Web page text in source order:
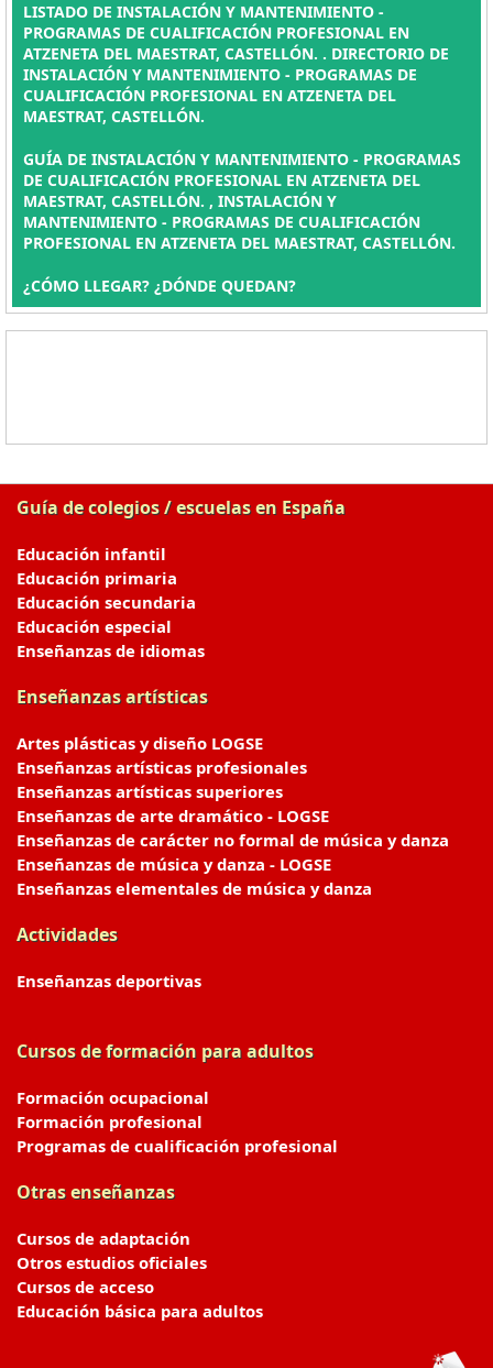
LISTADO DE INSTALACIÓN Y MANTENIMIENTO -
PROGRAMAS DE CUALIFICACIÓN PROFESIONAL EN
ATZENETA DEL MAESTRAT, CASTELLÓN. . DIRECTORIO DE
INSTALACIÓN Y MANTENIMIENTO - PROGRAMAS DE
CUALIFICACIÓN PROFESIONAL EN ATZENETA DEL
MAESTRAT, CASTELLÓN.
GUÍA DE INSTALACIÓN Y MANTENIMIENTO - PROGRAMAS
DE CUALIFICACIÓN PROFESIONAL EN ATZENETA DEL
MAESTRAT, CASTELLÓN. , INSTALACIÓN Y
MANTENIMIENTO - PROGRAMAS DE CUALIFICACIÓN
PROFESIONAL EN ATZENETA DEL MAESTRAT, CASTELLÓN.
¿CÓMO LLEGAR? ¿DÓNDE QUEDAN?
Guía de colegios / escuelas en España
Educación infantil
Educación primaria
Educación secundaria
Educación especial
Enseñanzas de idiomas
Enseñanzas artísticas
Artes plásticas y diseño LOGSE
Enseñanzas artísticas profesionales
Enseñanzas artísticas superiores
Enseñanzas de arte dramático - LOGSE
Enseñanzas de carácter no formal de música y danza
Enseñanzas de música y danza - LOGSE
Enseñanzas elementales de música y danza
Actividades
Enseñanzas deportivas
Cursos de formación para adultos
Formación ocupacional
Formación profesional
Programas de cualificación profesional
Otras enseñanzas
Cursos de adaptación
Otros estudios oficiales
Cursos de acceso
Educación básica para adultos